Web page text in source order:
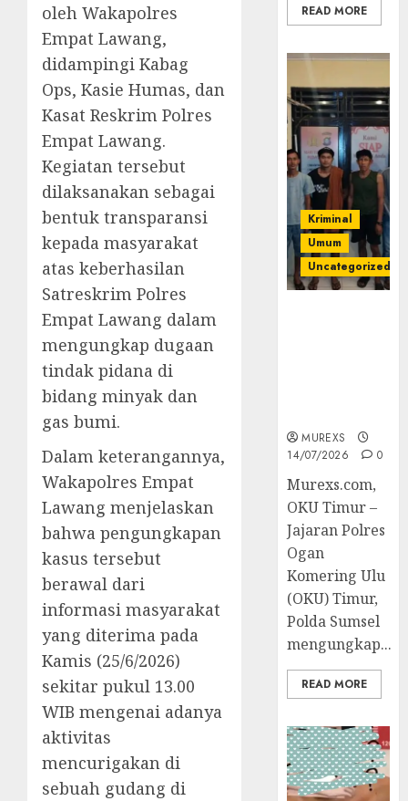
oleh Wakapolres
Empat Lawang,
didampingi Kabag
Ops, Kasie Humas, dan
Kasat Reskrim Polres
Empat Lawang.
Kegiatan tersebut
dilaksanakan sebagai
bentuk transparansi
kepada masyarakat
atas keberhasilan
Satreskrim Polres
Empat Lawang dalam
mengungkap dugaan
tindak pidana di
bidang minyak dan
gas bumi.
Dalam keterangannya,
Wakapolres Empat
Lawang menjelaskan
bahwa pengungkapan
kasus tersebut
berawal dari
informasi masyarakat
yang diterima pada
Kamis (25/6/2026)
sekitar pukul 13.00
WIB mengenai adanya
aktivitas
mencurigakan di
sebuah gudang di
READ MORE
Kriminal
Umum
Uncategorized
MUREXS
14/07/2026
0
Murexs.com,
OKU Timur –
Jajaran Polres
Ogan
Komering Ulu
(OKU) Timur,
Polda Sumsel
mengungkap...
READ MORE